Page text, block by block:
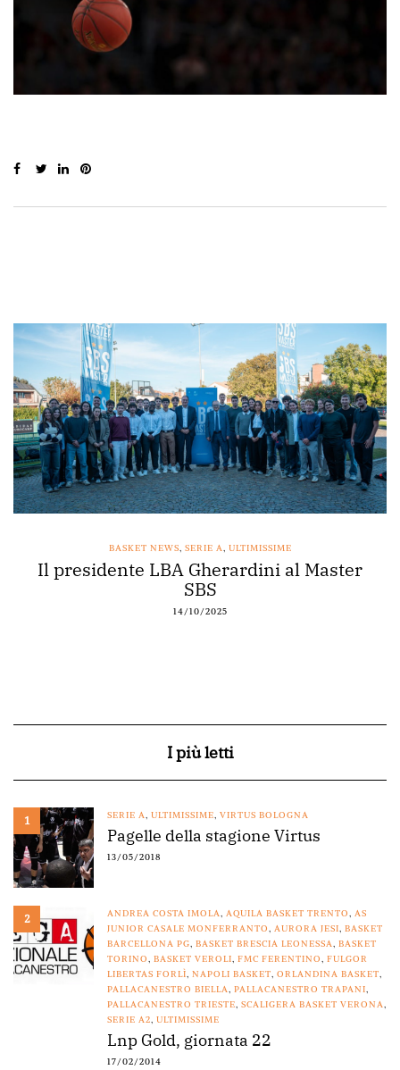
BASKET NEWS, SERIE A, ULTIMISSIME
Il presidente LBA Gherardini al Master
SBS
14/10/2025
I più letti
1 SERIE A, ULTIMISSIME, VIRTUS BOLOGNA
Pagelle della stagione Virtus
13/05/2018
2 ANDREA COSTA IMOLA, AQUILA BASKET TRENTO, AS
JUNIOR CASALE MONFERRANTO, AURORA JESI, BASKET
BARCELLONA PG, BASKET BRESCIA LEONESSA, BASKET
TORINO, BASKET VEROLI, FMC FERENTINO, FULGOR
LIBERTAS FORLÌ, NAPOLI BASKET, ORLANDINA BASKET,
PALLACANESTRO BIELLA, PALLACANESTRO TRAPANI,
PALLACANESTRO TRIESTE, SCALIGERA BASKET VERONA,
SERIE A2, ULTIMISSIME
Lnp Gold, giornata 22
17/02/2014